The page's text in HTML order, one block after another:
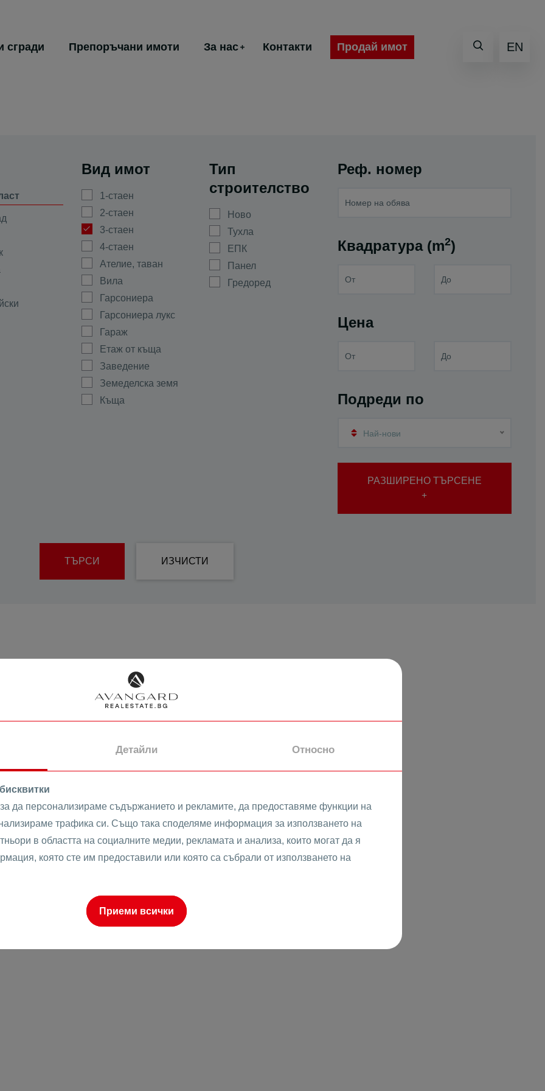
сгради Препоръчани имоти За нас Контакти Продай имот EN
Вид имот
1-стаен
2-стаен
3-стаен
4-стаен
Ателие, таван
Вила
Гарсониера
Гарсониера лукс
Гараж
Етаж от къща
Заведение
Земеделска земя
Къща
Къщи
Жилищно
Търговско
строителство
Тип
строителство
Ново
Тухла
ЕПК
Панел
Гредоред
Реф. номер
Квадратура (m2)
Цена
Подреди по
Най-нови
РАЗШИРЕНО ТЪРСЕНЕ
ТЪРСИ ИЗЧИСТИ
университет 3-стаен
Детайли Относно
да персонализираме съдържанието и рекламите, да предоставяме функции на
трафика си. Също така споделяме информация за използването на
в областта на социалните медии, рекламата и анализа, които могат да я
която сте им предоставили или която са събрали от използването на
Приеми всички